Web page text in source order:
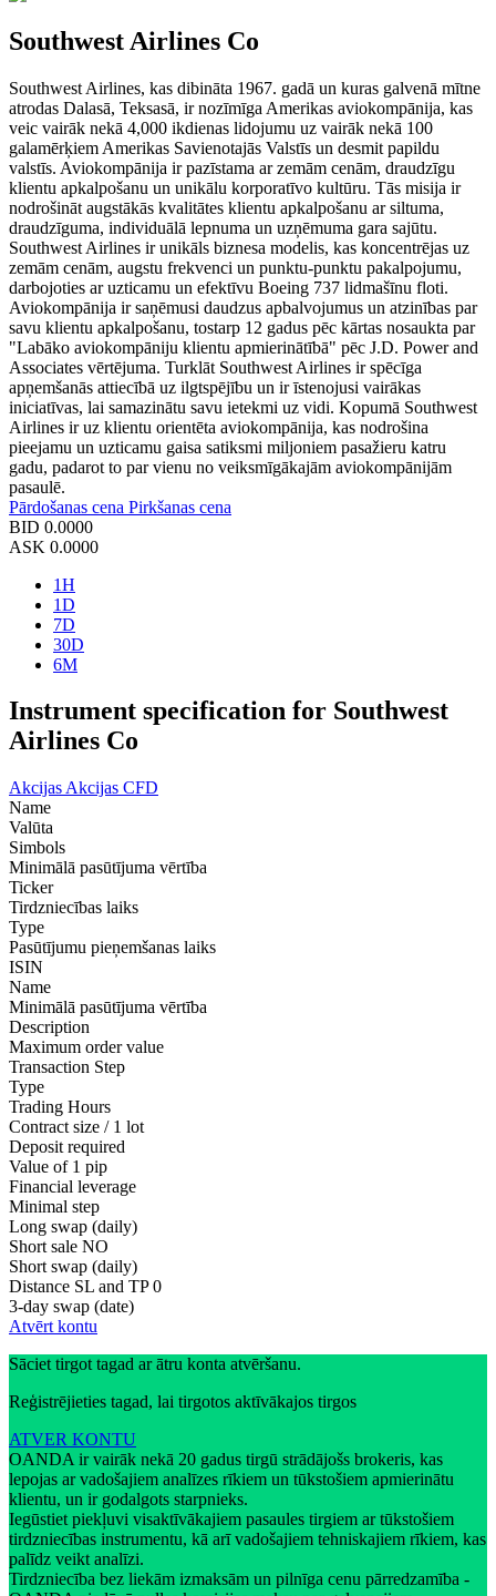
Southwest Airlines Co
Southwest Airlines, kas dibināta 1967. gadā un kuras galvenā mītne
atrodas Dalasā, Teksasā, ir nozīmīga Amerikas aviokompānija, kas
veic vairāk nekā 4,000 ikdienas lidojumu uz vairāk nekā 100
galamērķiem Amerikas Savienotajās Valstīs un desmit papildu
valstīs. Aviokompānija ir pazīstama ar zemām cenām, draudzīgu
klientu apkalpošanu un unikālu korporatīvo kultūru. Tās misija ir
nodrošināt augstākās kvalitātes klientu apkalpošanu ar siltuma,
draudzīguma, individuālā lepnuma un uzņēmuma gara sajūtu.
Southwest Airlines ir unikāls biznesa modelis, kas koncentrējas uz
zemām cenām, augstu frekvenci un punktu-punktu pakalpojumu,
darbojoties ar uzticamu un efektīvu Boeing 737 lidmašīnu floti.
Aviokompānija ir saņēmusi daudzus apbalvojumus un atzinības par
savu klientu apkalpošanu, tostarp 12 gadus pēc kārtas nosaukta par
"Labāko aviokompāniju klientu apmierinātībā" pēc J.D. Power and
Associates vērtējuma. Turklāt Southwest Airlines ir spēcīga
apņemšanās attiecībā uz ilgtspējību un ir īstenojusi vairākas
iniciatīvas, lai samazinātu savu ietekmi uz vidi. Kopumā Southwest
Airlines ir uz klientu orientēta aviokompānija, kas nodrošina
pieejamu un uzticamu gaisa satiksmi miljoniem pasažieru katru
gadu, padarot to par vienu no veiksmīgākajām aviokompānijām
pasaulē.
Pārdošanas cena Pirkšanas cena
BID 0.0000
ASK 0.0000
1H
1D
7D
30D
6M
Instrument specification for Southwest
Airlines Co
Akcijas Akcijas CFD
Name
Valūta
Simbols
Minimālā pasūtījuma vērtība
Ticker
Tirdzniecības laiks
Type
Pasūtījumu pieņemšanas laiks
ISIN
Name
Minimālā pasūtījuma vērtība
Description
Maximum order value
Transaction Step
Type
Trading Hours
Contract size / 1 lot
Deposit required
Value of 1 pip
Financial leverage
Minimal step
Long swap (daily)
Short sale NO
Short swap (daily)
Distance SL and TP 0
3-day swap (date)
Atvērt kontu
Sāciet tirgot tagad ar ātru konta atvēršanu.
Reģistrējieties tagad, lai tirgotos aktīvākajos tirgos
ATVER KONTU
OANDA ir vairāk nekā 20 gadus tirgū strādājošs brokeris, kas
lepojas ar vadošajiem analīzes rīkiem un tūkstošiem apmierinātu
klientu, un ir godalgots starpnieks.
Iegūstiet piekļuvi visaktīvākajiem pasaules tirgiem ar tūkstošiem
tirdzniecības instrumentu, kā arī vadošajiem tehniskajiem rīkiem, kas
palīdz veikt analīzi.
Tirdzniecība bez liekām izmaksām un pilnīga cenu pārredzamība -